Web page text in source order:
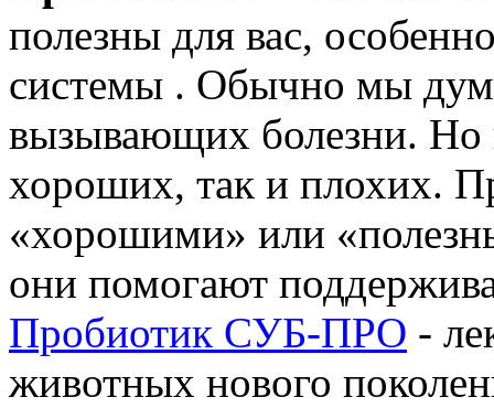
полезны для вас,
системы . Обычно мы
вызывающих болезни. Но
хороших, так и плохих.
«хорошими» или
они помогают
Пробиотик СУБ-ПРО -
животных нового